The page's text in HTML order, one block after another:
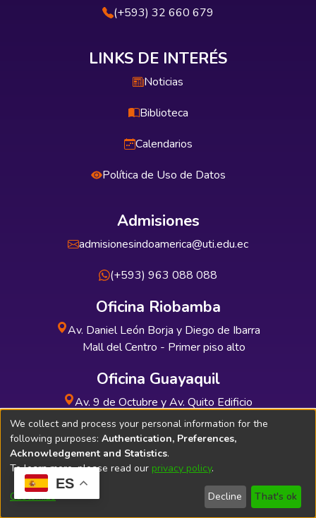
ES
(+593) 32 660 679
LINKS DE INTERÉS
Noticias
Biblioteca
Calendarios
Política de Uso de Datos
Admisiones
admisionesindoamerica@uti.edu.ec
(+593) 963 088 088
Oficina Riobamba
Av. Daniel León Borja y Diego de Ibarra
Mall del Centro - Primer piso alto
Oficina Guayaquil
Av. 9 de Octubre y Av. Quito Edificio
INDUAUTO - Planta baja
Soporte Técnico Bibliolatino.com
We collect and process your personal information for the
following purposes: Authentication, Preferences,
Acknowledgement and Statistics.
To learn more, please read our privacy policy.
Customize Decline That's ok